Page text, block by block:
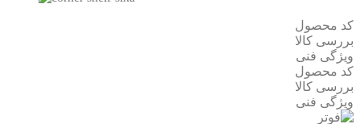
کد محصول
بررسی کالا
ویژگی فنی
کد محصول
بررسی کالا
ویژگی فنی